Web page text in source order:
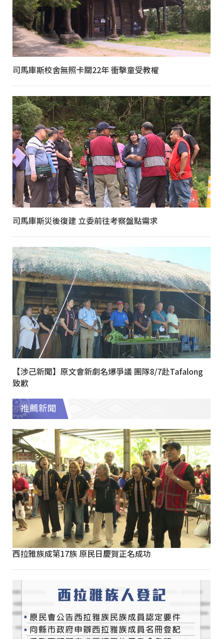
司馬庫斯校舍無照卡關22年 衝擊童受教權
司馬庫斯災後復建 立委前往考察盤點需求
【涉己新聞】原文會新劇名爆爭議 團隊8/7赴Tafalong
致歉
推薦新聞
西拉雅族成第17族 原民日慶賀正名成功